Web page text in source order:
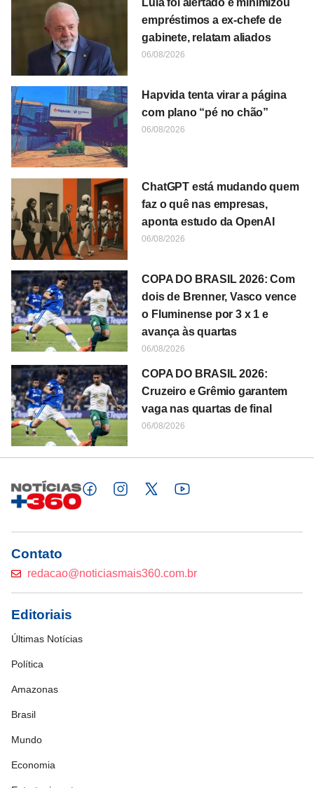
Lula foi alertado e minimizou
empréstimos a ex-chefe de
gabinete, relatam aliados
06/08/2026
Hapvida tenta virar a página
com plano “pé no chão”
06/08/2026
ChatGPT está mudando quem
faz o quê nas empresas,
aponta estudo da OpenAI
06/08/2026
COPA DO BRASIL 2026: Com
dois de Brenner, Vasco vence
o Fluminense por 3 x 1 e
avança às quartas
06/08/2026
COPA DO BRASIL 2026:
Cruzeiro e Grêmio garantem
vaga nas quartas de final
06/08/2026
Contato
redacao@noticiasmais360.com.br
Editoriais
Últimas Notícias
Política
Amazonas
Brasil
Mundo
Economia